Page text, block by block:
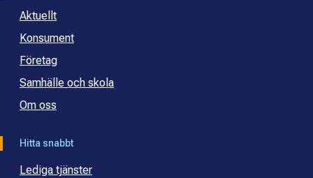
Aktuellt
Konsument
Företag
Samhälle och skola
Om oss
Hitta snabbt
Lediga tjänster